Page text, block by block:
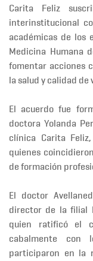
Carita Feliz
interinstitucional
académicas de los
Medicina Humana
fomentar acciones
la salud y calidad de
El acuerdo fue
doctoraYolanda
clínica Carita Feliz
quienes
de formación
El doctor
director de la filial
quien ratificó el
cabalmente con
participaron en la